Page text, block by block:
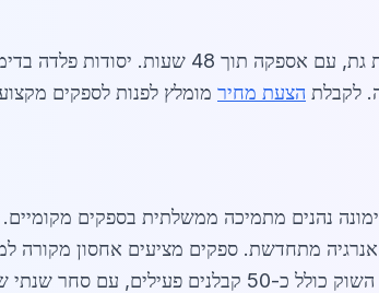
הספקים המרכזיים כוללים יבואנים מאשקלון
הצעת מחיר מומלץ לפנות לספקים
נהנים מתמיכה ממשלתית בספקים
אנרגיה מתחדשת. ספקים מציעים אחסון מקורה
(סה"כ כ-1,450 מילים)